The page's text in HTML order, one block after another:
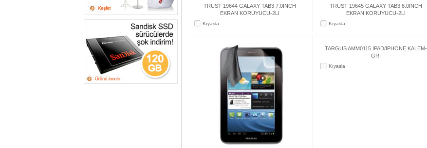
TRUST 19644 GALAXY TAB3 7.0INCH
EKRAN KORUYUCU-2LI
Kıyasla
TRUST 19645 GALAXY TAB3 8.0INCH
EKRAN KORUYUCU-2LI
Kıyasla
TARGUS AMM0115 IPAD/IPHONE KALEM-
GRI
Kıyasla